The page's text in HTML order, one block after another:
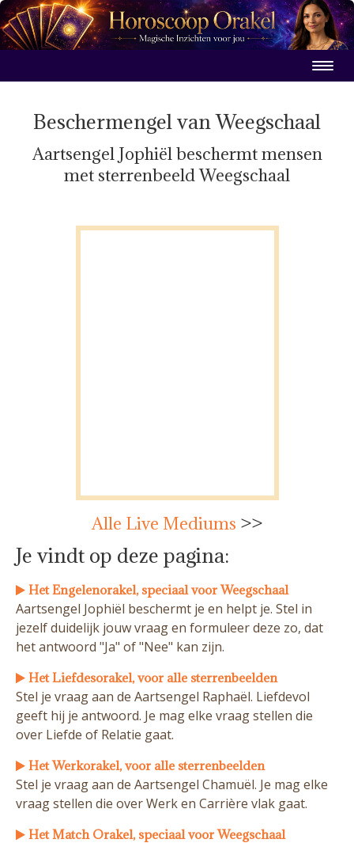
Beschermengel van Weegschaal
Aartsengel Jophiël beschermt mensen
met sterrenbeeld Weegschaal
Alle Live Mediums >>
Je vindt op deze pagina:
Het Engelenorakel, speciaal voor Weegschaal
Aartsengel Jophiël beschermt je en helpt je. Stel in
jezelf duidelijk jouw vraag en formuleer deze zo, dat
het antwoord "Ja" of "Nee" kan zijn.
Het Liefdesorakel, voor alle sterrenbeelden
Stel je vraag aan de Aartsengel Raphaël. Liefdevol
geeft hij je antwoord. Je mag elke vraag stellen die
over Liefde of Relatie gaat.
Het Werkorakel, voor alle sterrenbeelden
Stel je vraag aan de Aartsengel Chamuël. Je mag elke
vraag stellen die over Werk en Carrière vlak gaat.
Het Match Orakel, speciaal voor Weegschaal